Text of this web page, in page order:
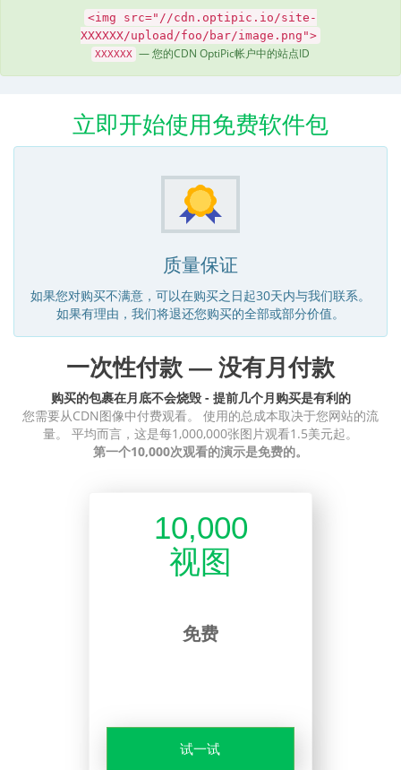
<img src="//cdn.optipic.io/site-
XXXXXX/upload/foo/bar/image.png">
XXXXXX — 您的CDN OptiPic帐户中的站点ID
立即开始使用免费软件包
质量保证
如果您对购买不满意，可以在购买之日起30天内与我们联系。
如果有理由，我们将退还您购买的全部或部分价值。
一次性付款 — 没有月付款
购买的包裹在月底不会烧毁 - 提前几个月购买是有利的
您需要从CDN图像中付费观看。 使用的总成本取决于您网站的流
量。 平均而言，这是每1,000,000张图片观看1.5美元起。
第一个10,000次观看的演示是免费的。
10,000
视图
免费
试一试